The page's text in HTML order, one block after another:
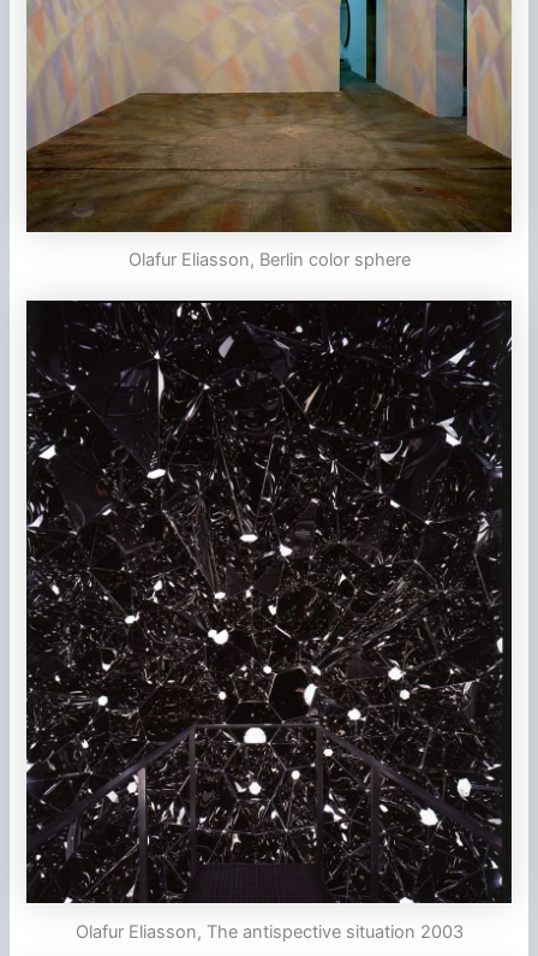
Olafur Eliasson, Berlin color sphere
Olafur Eliasson, The antispective situation 2003